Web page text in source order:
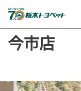
今市店